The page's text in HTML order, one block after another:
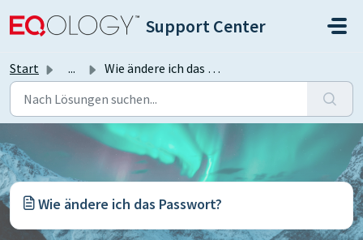
Support Center
Start ... Wie ändere ich das Passwort?
Wie ändere ich das Passwort?